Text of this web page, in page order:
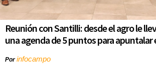
Reunión con Santilli: desde el agro le
una agenda de 5 puntos para
Porinfocampo